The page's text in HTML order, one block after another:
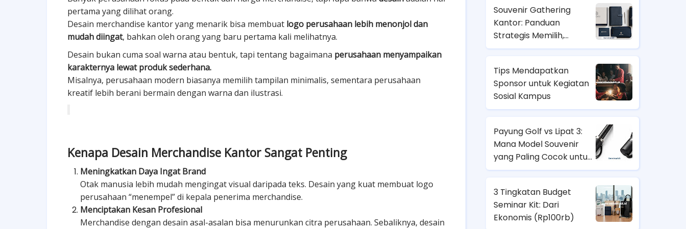
pertama yang dilihat orang.
Desain merchandise kantor yang menarik bisa membuat logo perusahaan lebih menonjol dan
mudah diingat, bahkan oleh orang yang baru pertama kali melihatnya.
Desain bukan cuma soal warna atau bentuk, tapi tentang bagaimana perusahaan menyampaikan
karakternya lewat produk sederhana.
Misalnya, perusahaan modern biasanya memilih tampilan minimalis, sementara perusahaan
kreatif lebih berani bermain dengan warna dan ilustrasi.
Kenapa Desain Merchandise Kantor Sangat Penting
Meningkatkan Daya Ingat Brand
Otak manusia lebih mudah mengingat visual daripada teks. Desain yang kuat membuat logo
perusahaan “menempel” di kepala penerima merchandise.
Menciptakan Kesan Profesional
Merchandise dengan desain asal-asalan bisa menurunkan citra perusahaan. Sebaliknya, desain
Souvenir Gathering
Kantor: Panduan
Strategis Memilih,
Anggaran, dan Tren
Tips Mendapatkan
Sponsor untuk Kegiatan
Sosial Kampus
Payung Golf vs Lipat 3:
Mana Model Souvenir
yang Paling Cocok untuk
Nasabah Prioritas dan
3 Tingkatan Budget
Seminar Kit: Dari
Ekonomis (Rp100rb)